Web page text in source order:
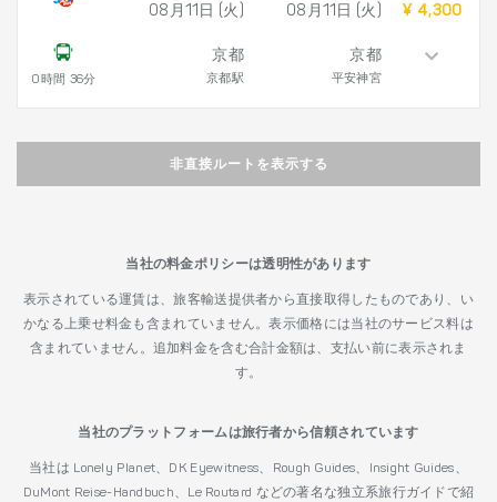
0時間 36分
08月11日 (火)
京都
京都駅
08月11日 (火)
京都
平安神宮
¥ 4,300
非直接ルートを表示する
当社の料金ポリシーは透明性があります
表示されている運賃は、旅客輸送提供者から直接取得したものであり、い
かなる上乗せ料金も含まれていません。表示価格には当社のサービス料は
含まれていません。追加料金を含む合計金額は、支払い前に表示されま
す。
当社のプラットフォームは旅行者から信頼されています
当社は Lonely Planet、DK Eyewitness、Rough Guides、Insight Guides、
DuMont Reise-Handbuch、Le Routard などの著名な独立系旅行ガイドで紹